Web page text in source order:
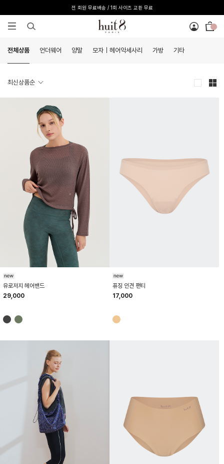
전 회원 무료배송 / 1회 사이즈 교환 무료
전체상품 언더웨어 양말 모자｜헤어악세사리 가방 기타
최신상품순
유로저지 헤어밴드
29,000
퓨징 인견 팬티
17,000